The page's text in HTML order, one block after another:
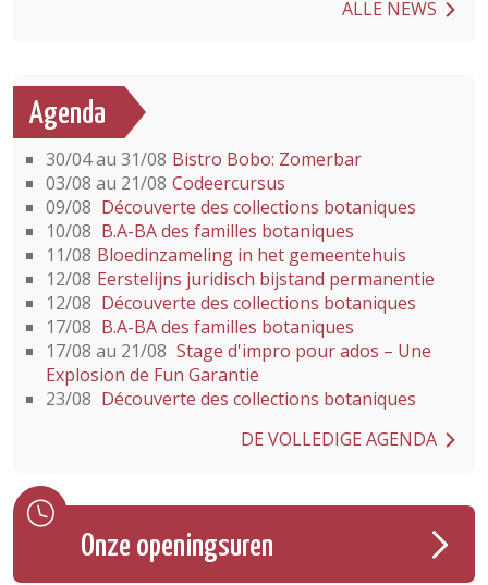
ALLE NEWS
Agenda
30/04 au 31/08 Bistro Bobo: Zomerbar
03/08 au 21/08 Codeercursus
09/08 Découverte des collections botaniques
10/08 B.A-BA des familles botaniques
11/08 Bloedinzameling in het gemeentehuis
12/08 Eerstelijns juridisch bijstand permanentie
12/08 Découverte des collections botaniques
17/08 B.A-BA des familles botaniques
17/08 au 21/08 Stage d'impro pour ados – Une
Explosion de Fun Garantie
23/08 Découverte des collections botaniques
DE VOLLEDIGE AGENDA
Onze openingsuren